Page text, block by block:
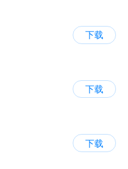
下载
下载
下载